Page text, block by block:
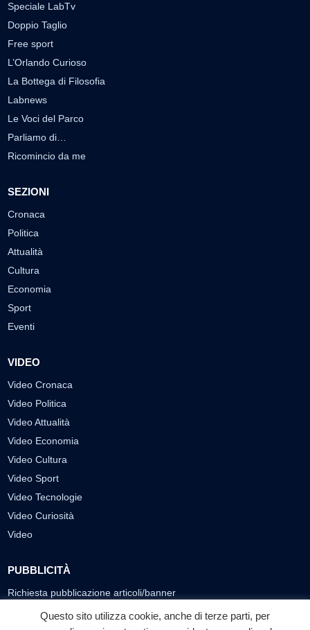
Speciale LabTv
Doppio Taglio
Free sport
L’Orlando Curioso
La Bottega di Filosofia
Labnews
Le Voci del Parco
Parliamo di…
Ricomincio da me
SEZIONI
Cronaca
Politica
Attualità
Cultura
Economia
Sport
Eventi
VIDEO
Video Cronaca
Video Politica
Video Attualità
Video Economia
Video Cultura
Video Sport
Video Tecnologie
Video Curiosità
Video
PUBBLICITÀ
Richiesta pubblicazione articoli/banner
SEGUICI SUI SOCIAL
Questo sito utilizza cookie, anche di terze parti, per